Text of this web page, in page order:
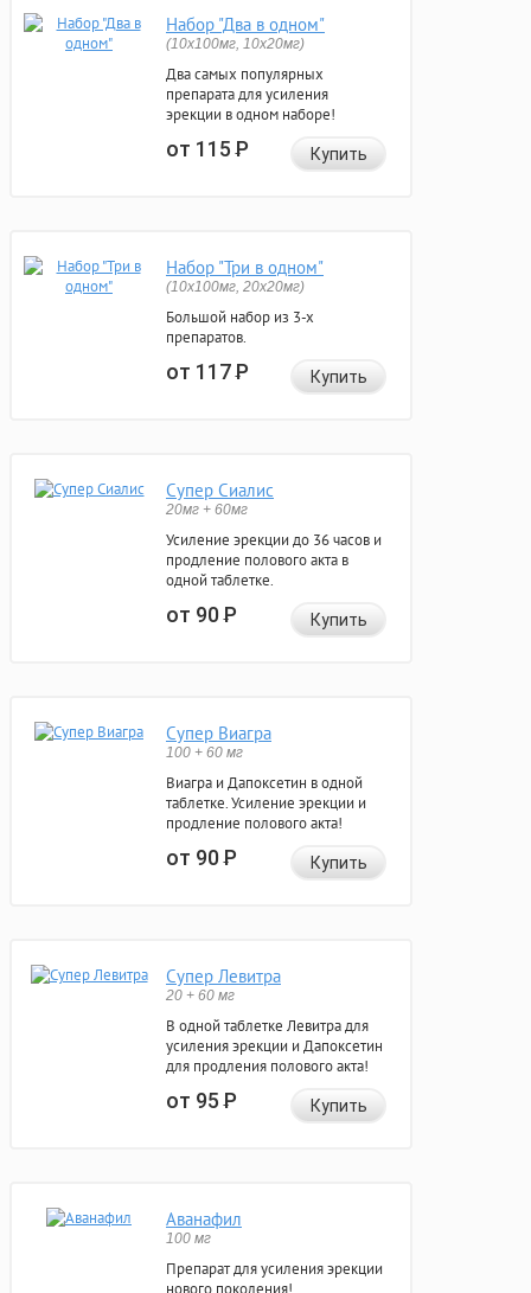
Набор "Два в одном"
(10x100мг, 10x20мг)
Два самых популярных
препарата для усиления
эрекции в одном наборе!
от 115Р Купить
Набор "Три в одном"
(10x100мг, 20x20мг)
Большой набор из 3-х
препаратов.
от 117Р Купить
Супер Сиалис
20мг + 60мг
Усиление эрекции до 36 часов и
продление полового акта в
одной таблетке.
от 90Р Купить
Супер Виагра
100 + 60 мг
Виагра и Дапоксетин в одной
таблетке. Усиление эрекции и
продление полового акта!
от 90Р Купить
Супер Левитра
20 + 60 мг
В одной таблетке Левитра для
усиления эрекции и Дапоксетин
для продления полового акта!
от 95Р Купить
Аванафил
100 мг
Препарат для усиления эрекции